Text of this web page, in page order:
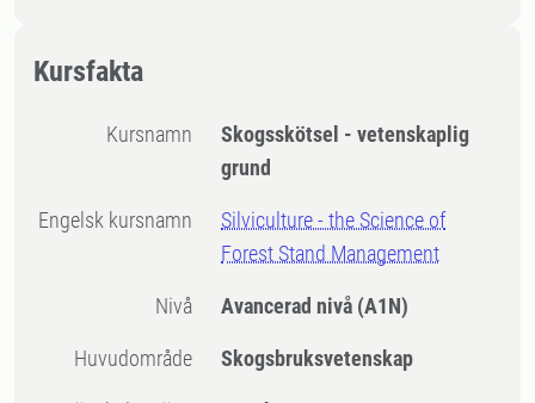
Kursfakta
Kursnamn
Skogsskötsel - vetenskaplig
grund
Engelsk kursnamn
Silviculture - the Science of
Forest Stand Management
Nivå Avancerad nivå (A1N)
Huvudområde Skogsbruksvetenskap